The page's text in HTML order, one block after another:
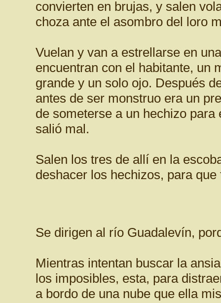
convierten en brujas, y salen
choza ante el asombro del loro
Vuelan y van a estrellarse en
encuentran con el habitante, un
grande y un solo ojo. Después
antes de ser monstruo era un
de someterse a un hechizo
salió mal.
Salen los tres de allí en la
deshacer los hechizos, para
Se dirigen al río Guadalevín,
Mientras intentan buscar la
los imposibles, esta, para
a bordo de una nube que ella